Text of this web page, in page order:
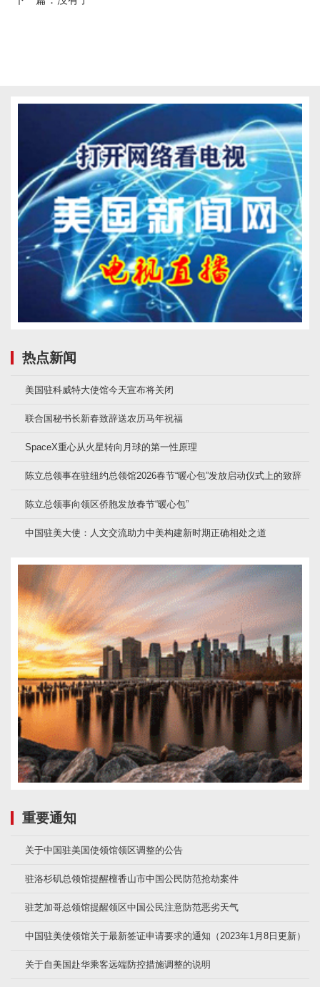
热点新闻
美国驻科威特大使馆今天宣布将关闭
联合国秘书长新春致辞送农历马年祝福
SpaceX重心从火星转向月球的第一性原理
陈立总领事在驻纽约总领馆2026春节“暖心包”发放启动仪式上的致辞
陈立总领事向领区侨胞发放春节“暖心包”
中国驻美大使：人文交流助力中美构建新时期正确相处之道
重要通知
关于中国驻美国使领馆领区调整的公告
驻洛杉矶总领馆提醒檀香山市中国公民防范抢劫案件
驻芝加哥总领馆提醒领区中国公民注意防范恶劣天气
中国驻美使领馆关于最新签证申请要求的通知（2023年1月8日更新）
关于自美国赴华乘客远端防控措施调整的说明